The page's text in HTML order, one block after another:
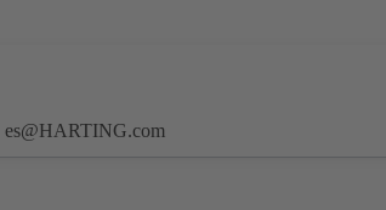
es@HARTING.com